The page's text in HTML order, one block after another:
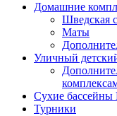
Домашние
Шведская
Маты
Уличный
Сухие бассейны
Турники